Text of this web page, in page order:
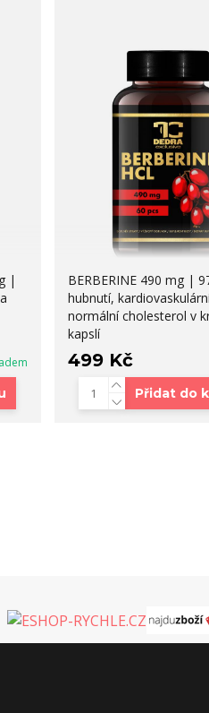
|
BERBERINE 490 mg |
hubnutí,
normální cholesterol v
kapslí
499 Kč
Přidat do